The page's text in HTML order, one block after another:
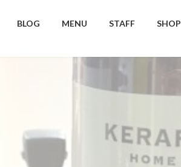
BLOG MENU STAFF SHOP